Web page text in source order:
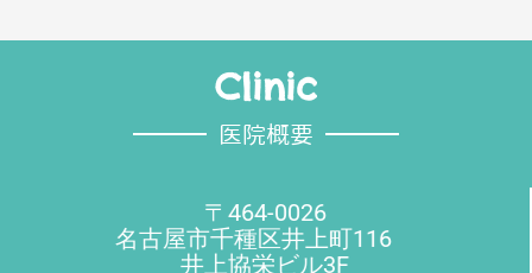
Clinic
医院概要
〒464-0026
名古屋市千種区井上町116
井上協栄ビル3F